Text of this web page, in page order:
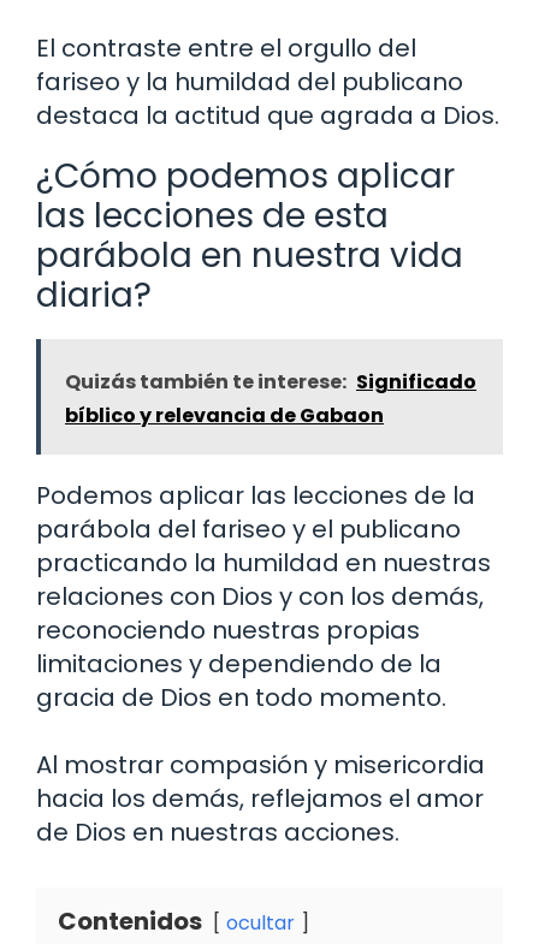
El contraste entre el orgullo del
fariseo y la humildad del publicano
destaca la actitud que agrada a Dios.
¿Cómo podemos aplicar
las lecciones de esta
parábola en nuestra vida
diaria?
Quizás también te interese: Significado
bíblico y relevancia de Gabaon
Podemos aplicar las lecciones de la
parábola del fariseo y el publicano
practicando la humildad en nuestras
relaciones con Dios y con los demás,
reconociendo nuestras propias
limitaciones y dependiendo de la
gracia de Dios en todo momento.
Al mostrar compasión y misericordia
hacia los demás, reflejamos el amor
de Dios en nuestras acciones.
Contenidos ocultar